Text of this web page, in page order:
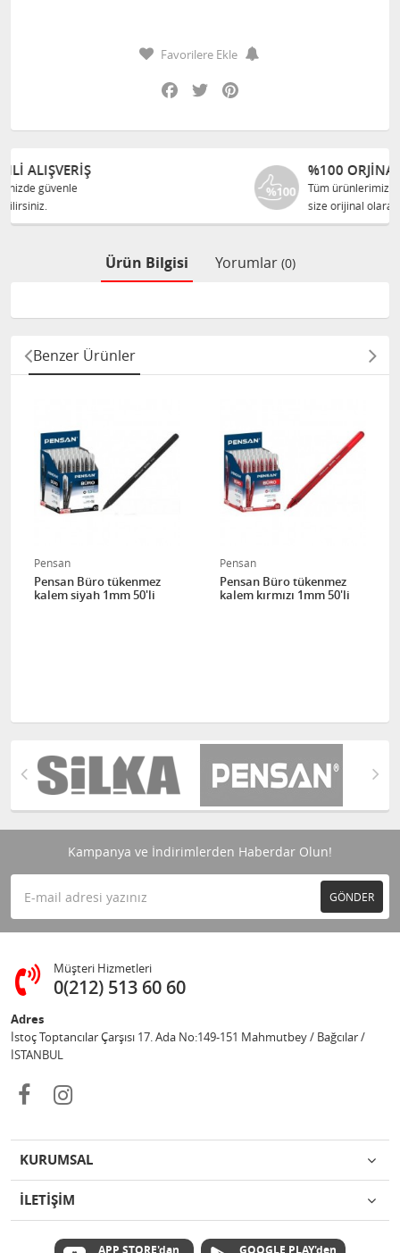
Favorilere Ekle
Facebook
Twitter
%100 ORJINAL ÜRÜNLER
Tüm ürünlerimiz ilgili üreticiden
size orijinal olarak satılır.
Ürün Bilgisi Yorumlar (0)
Benzer Ürünler
Pensan
Pensan Büro tükenmez
kalem siyah 1mm 50'li
Pensan
Pensan Büro tükenmez
kalem kırmızı 1mm 50'li
Kampanya ve İndirimlerden Haberdar Olun!
GÖNDER
Müşteri Hizmetleri
0(212) 513 60 60
Adres
İstoç Toptancılar Çarşısı 17. Ada No:149-151 Mahmutbey / Bağcılar /
İSTANBUL
KURUMSAL
İLETİŞİM
APP STORE'dan GOOGLE PLAY'den